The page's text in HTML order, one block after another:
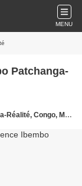
MENU
Patchanga-
Ma solange oussou